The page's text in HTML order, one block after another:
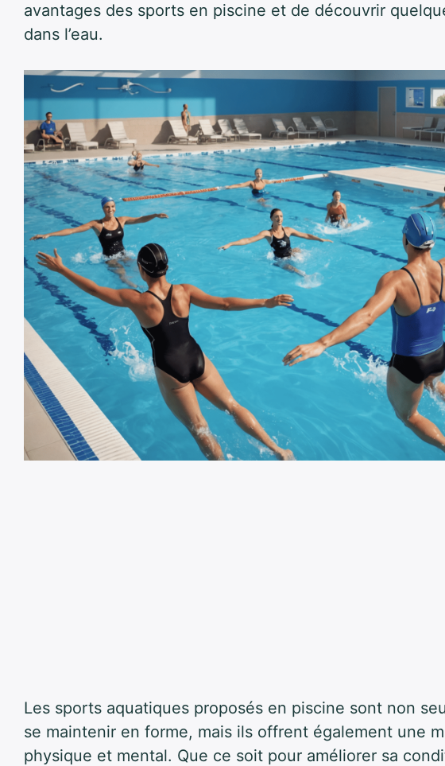
avantages des sports en piscine et de découvrir
dans l’eau.
Les sports aquatiques proposés en piscine sont non
se maintenir en forme, mais ils offrent également une
physique et mental. Que ce soit pour améliorer sa